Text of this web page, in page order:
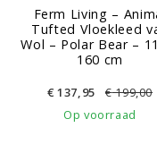
Ferm Living –
Tufted Vloekleed
Wol – Polar Bear –
160 cm
€ 137,95 €199,00
Op voorraad